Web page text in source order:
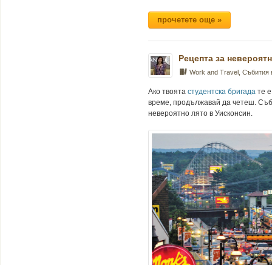
прочетете още »
Рецепта за
Work and Travel
Ако твоята студентска бригада те
време, продължавай да четеш.
невероятно лято в Уисконсин.